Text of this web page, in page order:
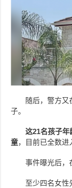
随后，警方
子。
这21名孩子
童，目前已全数进
事件曝光后，
至少四名女性